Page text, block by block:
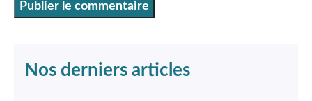
Nos derniers articles